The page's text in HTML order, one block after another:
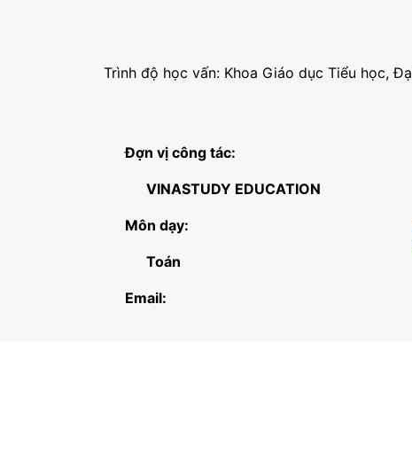
Trình độ học vấn: Khoa Giáo dục Tiểu học,
Đợn vị công tác:
VINASTUDY EDUCATION
Môn dạy:
Toán
Email: